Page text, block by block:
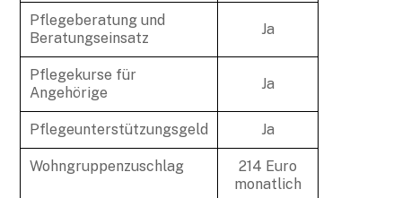
Pflegeberatung und
Beratungseinsatz
Ja
Pflegekurse für
Angehörige
Ja
Pflegeunterstützungsgeld Ja
Wohngruppenzuschlag
214 Euro
monatlich